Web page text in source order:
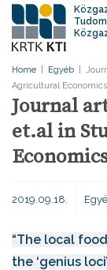
Home Egyéb
Agricultural Economics
Journal
et.al in
2019.09.18.
“The local
the ‘genius